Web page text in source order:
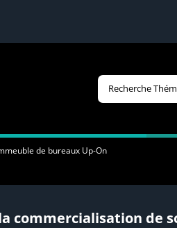
Recherche
de bureaux Up-On
commercialisation de